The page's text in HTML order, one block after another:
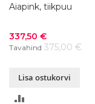
Aiapink, tiikpuu
Soodushind
337,50 €
Tavahind 375,00 €
Lisa ostukorvi